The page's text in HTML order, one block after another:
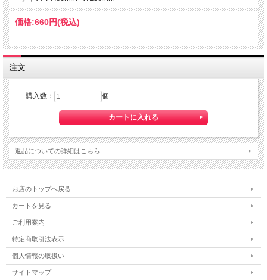
価格:660円(税込)
注文
購入数： 個
返品についての詳細はこちら
お店のトップへ戻る
カートを見る
ご利用案内
特定商取引法表示
個人情報の取扱い
サイトマップ